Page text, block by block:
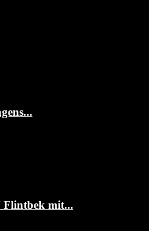
Flintbek mit...